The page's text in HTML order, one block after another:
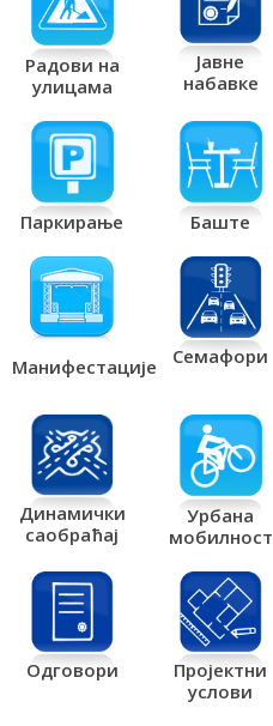
Радови на
улицама
Јавне
набавке
Паркирање Баште
Манифестације Семафори
Динамички
саобраћај
Урбана
мобилност
Одговори
Пројектни
услови